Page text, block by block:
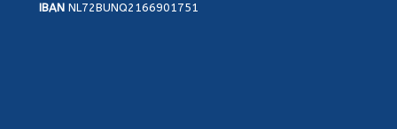
IBAN NL72BUNQ2166901751